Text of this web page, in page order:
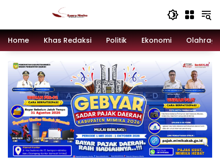
Home
Khas Redaksi Politik Ekonomi